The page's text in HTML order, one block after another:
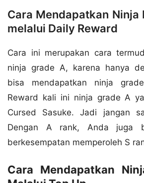
Cara Mendapatkan Ninja
melalui Daily Reward
Cara ini merupakan cara
ninja grade A, karena hanya
bisa mendapatkan ninja
Reward kali ini ninja grade A
Cursed Sasuke. Jadi jangan
Dengan A rank, Anda juga
berkesempatan memperoleh S
Cara Mendapatkan